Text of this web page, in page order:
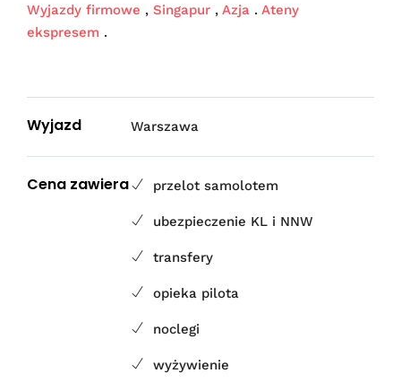
Wyjazdy firmowe , Singapur , Azja . Ateny
ekspresem .
Wyjazd Warszawa
Cena zawiera przelot samolotem
ubezpieczenie KL i NNW
transfery
opieka pilota
noclegi
wyżywienie